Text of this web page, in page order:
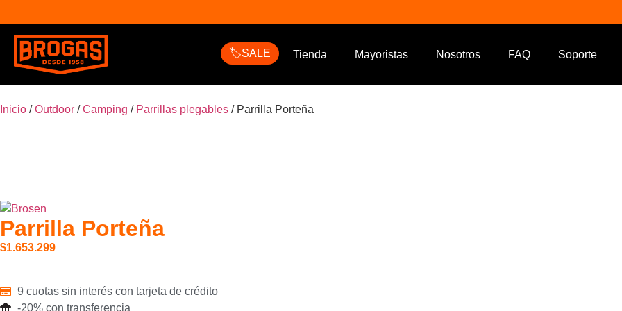
🏷️SALE Tienda Mayoristas Nosotros FAQ Soporte
Inicio /Outdoor /Camping / Parrillas plegables / Parrilla Porteña
Parrilla Porteña
$1.653.299
9 cuotas sin interés con tarjeta de crédito
-20% con transferencia